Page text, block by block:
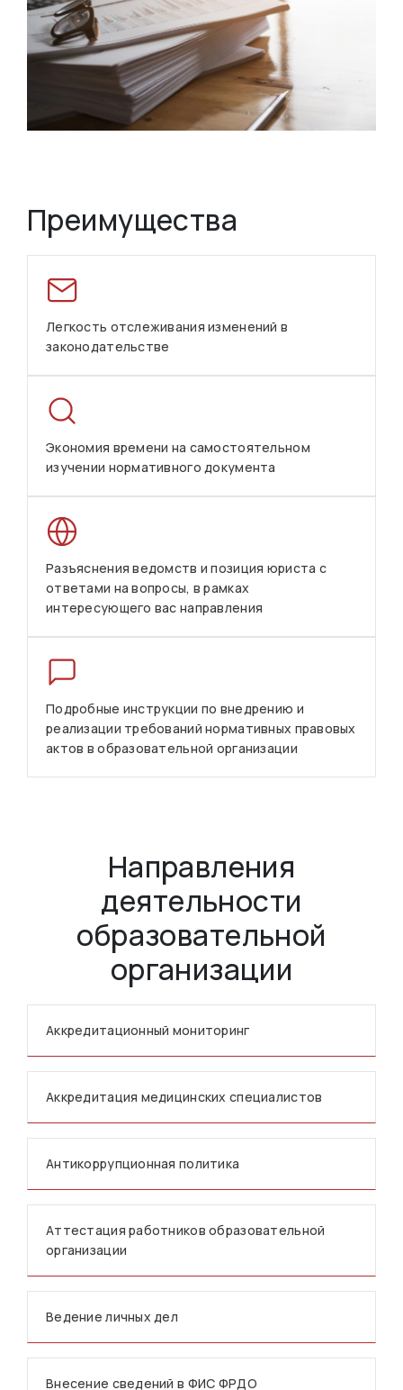
Преимущества
Легкость отслеживания изменений в
законодательстве
Экономия времени на самостоятельном
изучении нормативного документа
Разъяснения ведомств и позиция юриста с
ответами на вопросы, в рамках
интересующего вас направления
Подробные инструкции по внедрению и
реализации требований нормативных правовых
актов в образовательной организации
Направления
деятельности
образовательной
организации
Аккредитационный мониторинг
Аккредитация медицинских специалистов
Антикоррупционная политика
Аттестация работников образовательной
организации
Ведение личных дел
Внесение сведений в ФИС ФРДО